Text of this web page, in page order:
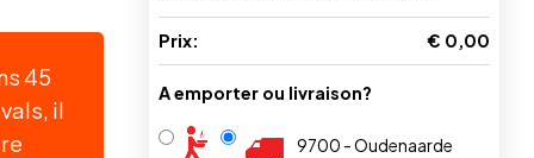
45
il
Prix: € 0,00
A emporter ou livraison?
9700 - Oudenaarde